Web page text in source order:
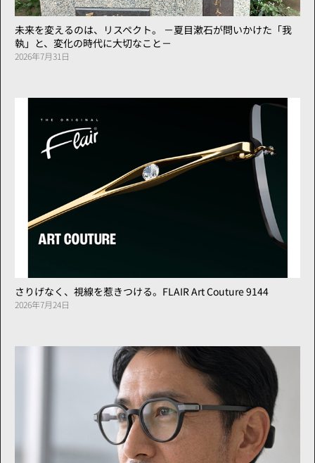
未来を変えるのは、リスペクト。 －夏目漱石が問いかけた「我
執」と、変化の時代に大切なこと－
2026年7月31日
さりげなく、視線を惹きつける。FLAIR Art Couture 9144
2026年7月24日